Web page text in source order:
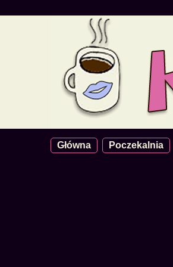
Główna Poczekalnia